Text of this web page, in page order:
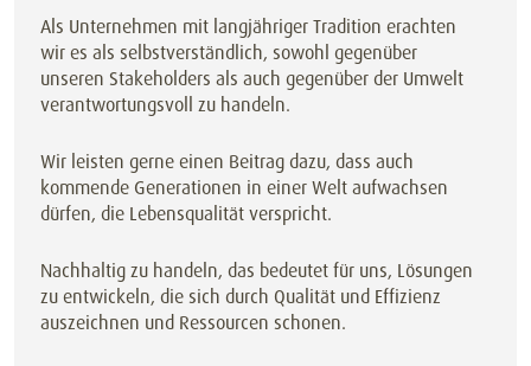
Als Unternehmen mit langjähriger Tradition erachten
wir es als selbstverständlich, sowohl gegenüber
unseren Stakeholders als auch gegenüber der Umwelt
verantwortungsvoll zu handeln.
Wir leisten gerne einen Beitrag dazu, dass auch
kommende Generationen in einer Welt aufwachsen
dürfen, die Lebensqualität verspricht.
Nachhaltig zu handeln, das bedeutet für uns, Lösungen
zu entwickeln, die sich durch Qualität und Effizienz
auszeichnen und Ressourcen schonen.